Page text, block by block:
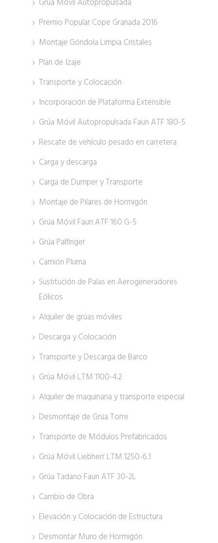
Grúa Móvil Autopropulsada
Premio Popular Cope Granada 2016
Montaje Góndola Limpia Cristales
Plan de Izaje
Transporte y Colocación
Incorporación de Plataforma Extensible
Grúa Móvil Autopropulsada Faun ATF 180-5
Rescate de vehículo pesado en carretera
Carga y descarga
Carga de Dumper y Transporte
Montaje de Pilares de Hormigón
Grúa Móvil Faun ATF 160 G-5
Grúa Palfinger
Camión Pluma
Sustitución de Palas en Aerogeneradores
Eólicos
Alquiler de grúas móviles
Descarga y Colocación
Transporte y Descarga de Barco
Grúa Móvil LTM 1100-4.2
Alquiler de maquinaria y transporte especial
Desmontaje de Grúa Torre
Transporte de Módulos Prefabricados
Grúa Móvil Liebherr LTM 1250-6.1
Grúa Tadano Faun ATF 30-2L
Cambio de Obra
Elevación y Colocación de Estructura
Desmontar Muro de Hormigón